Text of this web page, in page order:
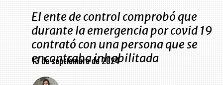
El ente de control comprobó que
durante la emergencia por covid 19
contrató con una persona que se
encontraba inhabilitada
13 de septiembre de 2024